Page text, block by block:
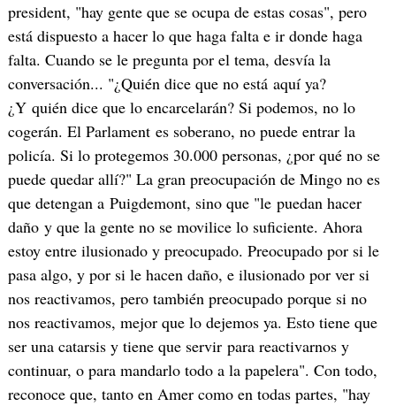
president, "hay gente que se ocupa de estas cosas", pero
está dispuesto a hacer lo que haga falta e ir donde haga
falta. Cuando se le pregunta por el tema, desvía la
conversación... "¿Quién dice que no está aquí ya?
¿Y quién dice que lo encarcelarán? Si podemos, no lo
cogerán. El Parlament es soberano, no puede entrar la
policía. Si lo protegemos 30.000 personas, ¿por qué no se
puede quedar allí?" La gran preocupación de Mingo no es
que detengan a Puigdemont, sino que "le puedan hacer
daño y que la gente no se movilice lo suficiente. Ahora
estoy entre ilusionado y preocupado. Preocupado por si le
pasa algo, y por si le hacen daño, e ilusionado por ver si
nos reactivamos, pero también preocupado porque si no
nos reactivamos, mejor que lo dejemos ya. Esto tiene que
ser una catarsis y tiene que servir para reactivarnos y
continuar, o para mandarlo todo a la papelera". Con todo,
reconoce que, tanto en Amer como en todas partes, "hay